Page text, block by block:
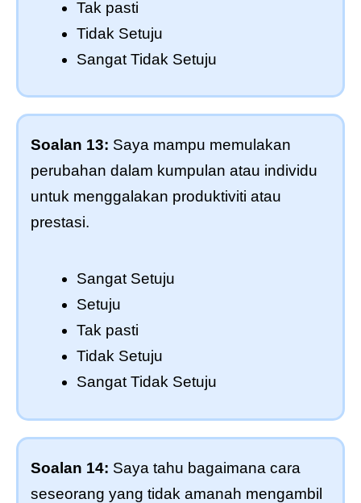
Tak pasti
Tidak Setuju
Sangat Tidak Setuju
Soalan 13: Saya mampu memulakan
perubahan dalam kumpulan atau individu
untuk menggalakan produktiviti atau
prestasi.
Sangat Setuju
Setuju
Tak pasti
Tidak Setuju
Sangat Tidak Setuju
Soalan 14: Saya tahu bagaimana cara
seseorang yang tidak amanah mengambil